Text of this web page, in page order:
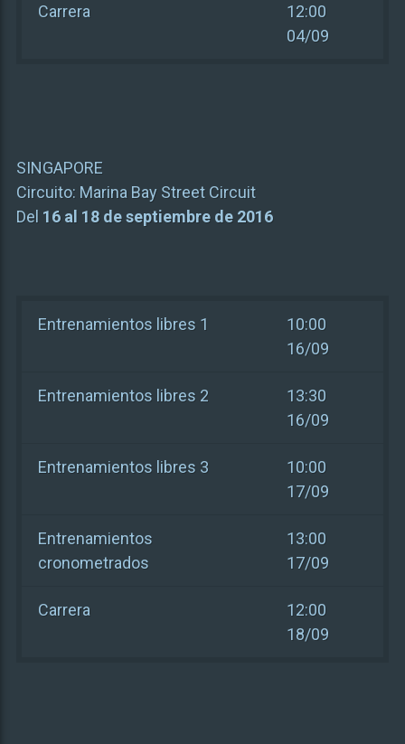
Carrera
12:00
04/09
SINGAPORE
Circuito: Marina Bay Street Circuit
Del 16 al 18 de septiembre de 2016
Entrenamientos libres 1
10:00
16/09
Entrenamientos libres 2
13:30
16/09
Entrenamientos libres 3
10:00
17/09
Entrenamientos
cronometrados
13:00
17/09
Carrera
12:00
18/09